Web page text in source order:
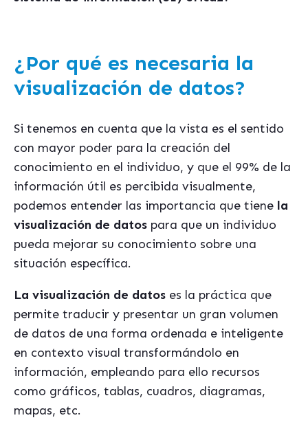
¿Por qué es necesaria la
visualización de datos?
Si tenemos en cuenta que la vista es el sentido
con mayor poder para la creación del
conocimiento en el individuo, y que el 99% de la
información útil es percibida visualmente,
podemos entender las importancia que tiene la
visualización de datos para que un individuo
pueda mejorar su conocimiento sobre una
situación específica.
La visualización de datos es la práctica que
permite traducir y presentar un gran volumen
de datos de una forma ordenada e inteligente
en contexto visual transformándolo en
información, empleando para ello recursos
como gráficos, tablas, cuadros, diagramas,
mapas, etc.